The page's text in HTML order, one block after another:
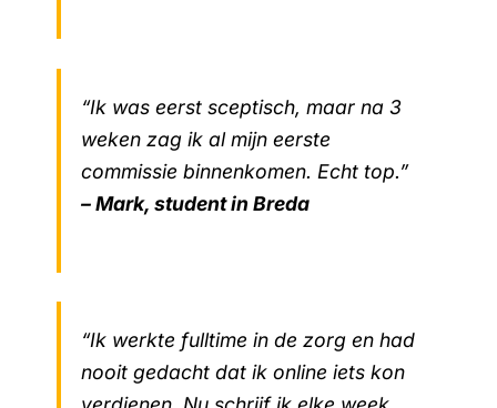
“Ik was eerst sceptisch, maar na 3
weken zag ik al mijn eerste
commissie binnenkomen. Echt top.”
– Mark, student in Breda
“Ik werkte fulltime in de zorg en had
nooit gedacht dat ik online iets kon